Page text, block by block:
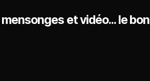
et vidéo... le